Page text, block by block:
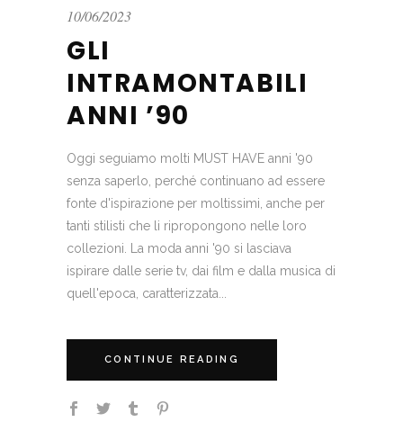
10/06/2023
GLI
INTRAMONTABILI
ANNI ’90
Oggi seguiamo molti MUST HAVE anni '90
senza saperlo, perché continuano ad essere
fonte d'ispirazione per moltissimi, anche per
tanti stilisti che li ripropongono nelle loro
collezioni. La moda anni '90 si lasciava
ispirare dalle serie tv, dai film e dalla musica di
quell'epoca, caratterizzata...
CONTINUE READING